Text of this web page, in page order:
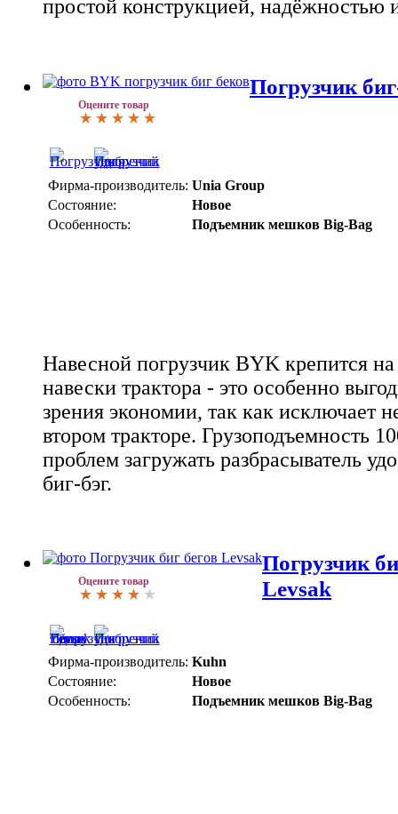
простой конструкцией, надёжностью
Оцените товар
Погрузчик
Фирма-производитель: Unia Group
Состояние:
Новое
Особенность:
Подъемник мешков Big-Bag
Навесной погрузчик BYK крепится на
навески трактора - это особенно
зрения экономии, так как исключает
втором тракторе. Грузоподъемность
проблем загружать разбрасыватель
биг-бэг.
Оцените товар
Погрузчик
Levsak
Фирма-производитель: Kuhn
Состояние:
Новое
Особенность:
Подъемник мешков Big-Bag